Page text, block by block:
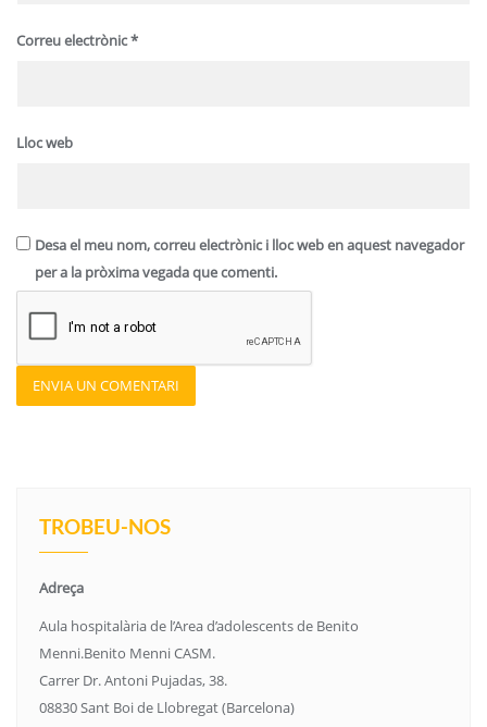
Correu electrònic*
Lloc web
Desa el meu nom, correu electrònic i lloc web en aquest navegador
per a la pròxima vegada que comenti.
TROBEU-NOS
Adreça
Aula hospitalària de l’Area d’adolescents de Benito
Menni.Benito Menni CASM.
Carrer Dr. Antoni Pujadas, 38.
08830 Sant Boi de Llobregat (Barcelona)